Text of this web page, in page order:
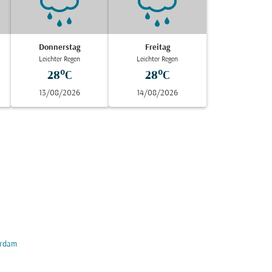
Donnerstag
Leichter Regen
28°C
13/08/2026
Freitag
Leichter Regen
28°C
14/08/2026